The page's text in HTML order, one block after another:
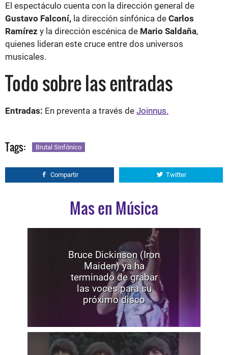
El espectáculo cuenta con la dirección general de
Gustavo Falconí, la dirección sinfónica de Carlos
Ramírez y la dirección escénica de Mario Saldaña,
quienes lideran este cruce entre dos universos
musicales.
Todo sobre las entradas
Entradas: En preventa a través de Joinnus.
Tags: Brutal Sinfónico
Compartir Twitter
Mas en Música
Bruce Dickinson (Iron
Maiden) ya ha
terminado de grabar
las voces para su
próximo disco